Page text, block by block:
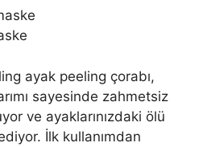
ayak peeling çorabı,
sayesinde zahmetsiz
ve ayaklarınızdaki ölü
İlk kullanımdan